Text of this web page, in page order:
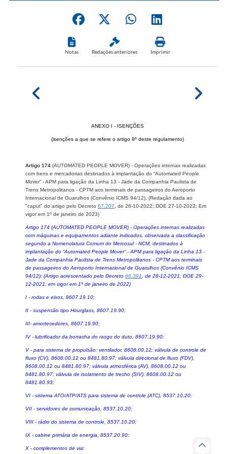
Notas Redações anteriores Imprimir
ANEXO I - ISENÇÕES
(isenções a que se refere o artigo 8º deste regulamento)
Artigo 174 (AUTOMATED PEOPLE MOVER) - Operações internas realizadas
com bens e mercadorias destinados à implantação do “Automated People
Mover” - APM para ligação da Linha 13 - Jade da Companhia Paulista de
Trens Metropolitanos - CPTM aos terminais de passageiros do Aeroporto
Internacional de Guarulhos (Convênio ICMS 94/12). (Redação dada ao
"caput" do artigo pelo Decreto 67.207 , de 26-10-2022; DOE 27-10-2022; Em
vigor em 1º de janeiro de 2023)
Artigo 174 (AUTOMATED PEOPLE MOVER) - Operações internas realizadas
com máquinas e equipamentos adiante indicados, observada a classificação
segundo a Nomenclatura Comum do Mercosul - NCM, destinados à
implantação do “Automated People Mover” - APM para ligação da Linha 13 -
Jade da Companhia Paulista de Trens Metropolitanos - CPTM aos terminais
de passageiros do Aeroporto Internacional de Guarulhos (Convênio ICMS
94/12): (Artigo acrescentado pelo Decreto 66.391 , de 28-12-2021; DOE 29-
12-2021; em vigor em 1º de janeiro de 2022)
I - rodas e eixos, 8607.19.10;
II - suspensão tipo Hourglass, 8607.19.90;
III- amortecedores, 8607.19.90;
IV - lubrificador da borracha do rasgo do duto, 8607.19.90;
V - para sistema de propulsão: ventilador, 8608.00.12; válvula de controle de
fluxo (CV), 8608.00.12 ou 8481.80.97; válvula direcional de fluxo (FDV),
8608.00.12 ou 8481.80.97; válvula atmosférica (AV), 8608.00.12 ou
8481.80.97; válvula de isolamento de trecho (SIV), 8608.00.12 ou
8481.80.93;
VI - sistema ATO/ATP/ATS para sistema de controle (ATC), 8537.10.20;
VII - servidores de comunicação, 8537.10.20;
VIII - rádio do sistema de controle, 8537.10.20;
IX - cabine primária de energia, 8537.20.90;
X - complementos de via: